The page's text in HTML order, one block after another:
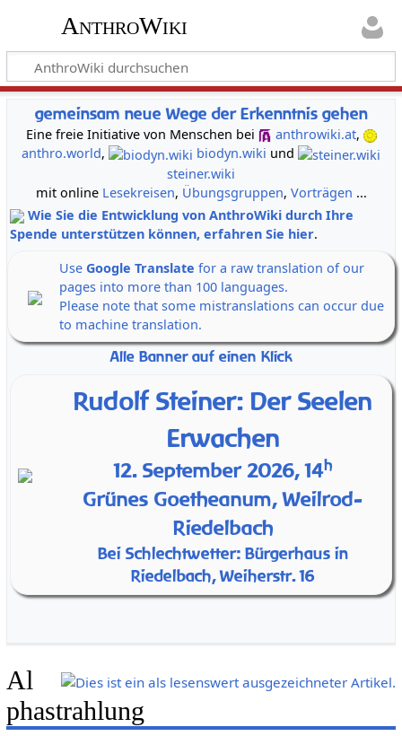
AnthroWiki
gemeinsam neue Wege der Erkenntnis gehen
Eine freie Initiative von Menschen bei anthrowiki.at,
anthro.world, biodyn.wiki und
steiner.wiki
mit online Lesekreisen, Übungsgruppen, Vorträgen ...
Wie Sie die Entwicklung von AnthroWiki durch Ihre
Spende unterstützen können, erfahren Sie hier.
Use Google Translate for a raw translation of our
pages into more than 100 languages.
Please note that some mistranslations can occur due
to machine translation.
Alle Banner auf einen Klick
Rudolf Steiner: Der Seelen
Erwachen
12. September 2026, 14h
Grünes Goetheanum, Weilrod-
Riedelbach
Bei Schlechtwetter: Bürgerhaus in
Riedelbach, Weiherstr. 16
Al
phastrahlung